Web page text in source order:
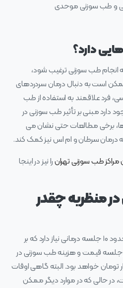
دارد؟
انجام طب سوزنی ترغیب شود،
است به دنبال درمان سردردهای
فرد علاقمند به استفاده از طب
مبنی بر تأثیر طب سوزنی در
ها، برخی مطالعات حتی نشان می
سرطان و ام اس نیز کمک کند.
مراکز طب سوزنی تهرانرا نیز در اینجا
منظریه چقدر
به طور معمول طب سوزنی به حدود ۱۰ جلسه درمانی نیاز دارد که بر
جلسه قیمت و هزینه طب سوزنی در
حدود ۲۰۰ تا ۵۰۰ هزار تومان خواهد بود. البته گاهی اوقات
در حالی که در موارد دیگر ممکن